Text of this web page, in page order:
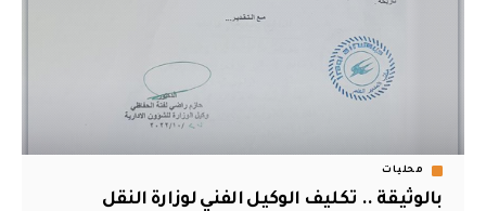
محليات
بالوثيقة .. تكليف الوكيل الفني لوزارة النقل